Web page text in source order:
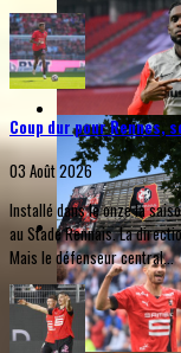
Coup dur pour Rennes,
03 Août 2026
Installé dans le onze la
au Stade Rennais. La
Mais le défenseur central...